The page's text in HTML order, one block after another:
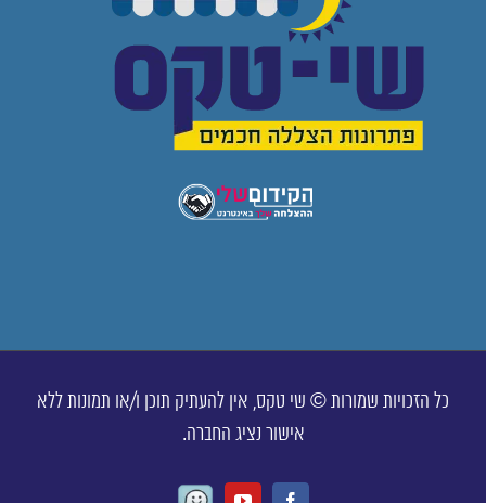
כל הזכויות שמורות © שי טקס, אין להעתיק תוכן ו/או תמונות ללא
אישור נציג החברה.
Waze